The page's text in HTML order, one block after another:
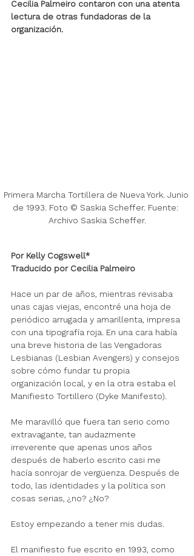
Cecilia Palmeiro contaron con una atenta
lectura de otras fundadoras de la
organización.
Primera Marcha Tortillera de Nueva York. Junio
de 1993. Foto © Saskia Scheffer. Fuente:
Archivo Saskia Scheffer.
Por Kelly Cogswell*
Traducido por Cecilia Palmeiro
Hace un par de años, mientras revisaba
unas cajas viejas, encontré una hoja de
periódico arrugada y amarillenta, impresa
con una tipografía roja. En una cara había
una breve historia de las Vengadoras
Lesbianas (Lesbian Avengers) y consejos
sobre cómo fundar tu propia
organización local, y en la otra estaba el
Manifiesto Tortillero (Dyke Manifesto).
Me maravilló que fuera tan serio como
extravagante, tan audazmente
irreverente que apenas unos años
después de haberlo escrito casi me
hacía sonrojar de vergüenza. Después de
todo, las identidades y la política son
cosas serias, ¿no? ¿No?
Estoy empezando a tener mis dudas.
El manifiesto fue escrito en 1993, como